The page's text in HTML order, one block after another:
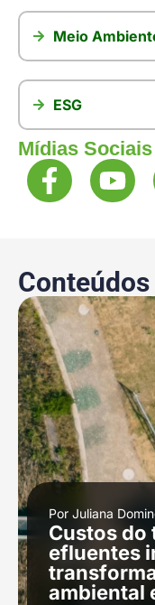
Meio
ESG
Mídias Sociais
Por Juliana
Custos do
efluentes
ambiental